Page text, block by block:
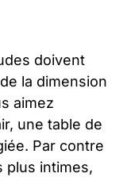
doivent
la dimension
aimez
une table de
Par contre
plus intimes,